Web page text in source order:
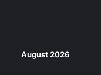
August 2026